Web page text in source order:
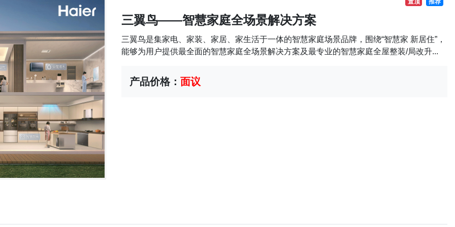
置顶 推荐
三翼鸟——智慧家庭全场景解决方案
三翼鸟是集家电、家装、家居、家生活于一体的智慧家庭场景品牌，围绕“智慧家 新居住”，
能够为用户提供最全面的智慧家庭全场景解决方案及最专业的智慧家庭全屋整装/局改升...
产品价格： 面议